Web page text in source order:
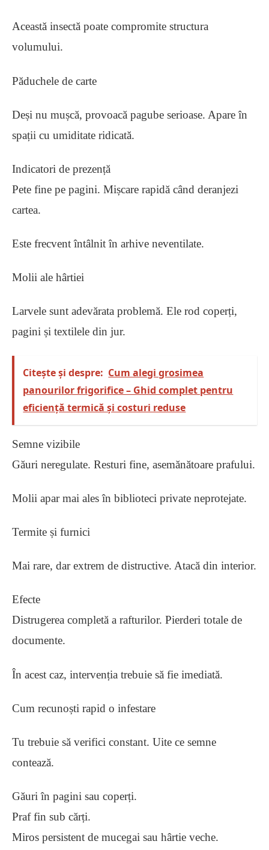
Această insectă poate compromite structura
volumului.
Păduchele de carte
Deși nu mușcă, provoacă pagube serioase. Apare în
spații cu umiditate ridicată.
Indicatori de prezență
Pete fine pe pagini. Mișcare rapidă când deranjezi
cartea.
Este frecvent întâlnit în arhive neventilate.
Molii ale hârtiei
Larvele sunt adevărata problemă. Ele rod coperți,
pagini și textilele din jur.
Citește și despre: Cum alegi grosimea
panourilor frigorifice – Ghid complet pentru
eficiență termică și costuri reduse
Semne vizibile
Găuri neregulate. Resturi fine, asemănătoare prafului.
Molii apar mai ales în biblioteci private neprotejate.
Termite și furnici
Mai rare, dar extrem de distructive. Atacă din interior.
Efecte
Distrugerea completă a rafturilor. Pierderi totale de
documente.
În acest caz, intervenția trebuie să fie imediată.
Cum recunoști rapid o infestare
Tu trebuie să verifici constant. Uite ce semne
contează.
Găuri în pagini sau coperți.
Praf fin sub cărți.
Miros persistent de mucegai sau hârtie veche.